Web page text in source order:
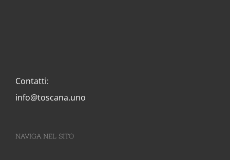
Contatti:
info@toscana.uno
NAVIGA NEL SITO